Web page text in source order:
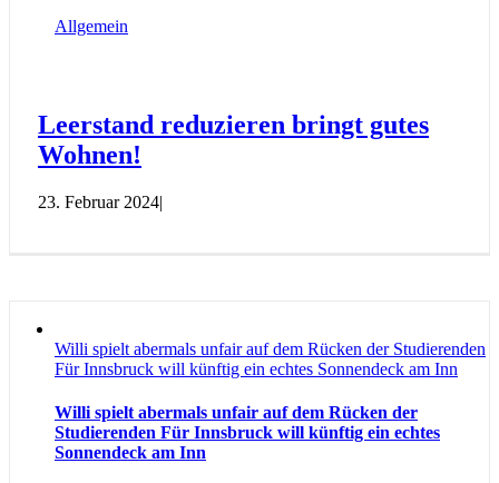
Allgemein
Leerstand reduzieren bringt gutes
Wohnen!
23. Februar 2024|
Willi spielt abermals unfair auf dem Rücken der Studierenden
Für Innsbruck will künftig ein echtes Sonnendeck am Inn
Willi spielt abermals unfair auf dem Rücken der
Studierenden Für Innsbruck will künftig ein echtes
Sonnendeck am Inn